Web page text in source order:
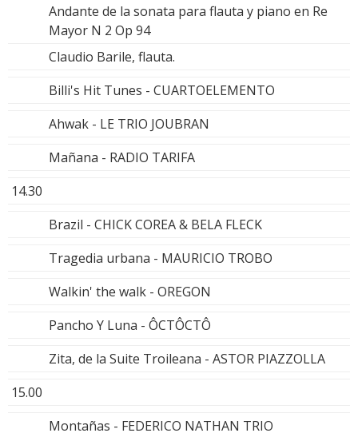
Andante de la sonata para flauta y piano en Re
Mayor N 2 Op 94
Claudio Barile, flauta.
Billi's Hit Tunes - CUARTOELEMENTO
Ahwak - LE TRIO JOUBRAN
Mañana - RADIO TARIFA
14.30
Brazil - CHICK COREA & BELA FLECK
Tragedia urbana - MAURICIO TROBO
Walkin' the walk - OREGON
Pancho Y Luna - ÔCTÔCTÔ
Zita, de la Suite Troileana - ASTOR PIAZZOLLA
15.00
Montañas - FEDERICO NATHAN TRIO